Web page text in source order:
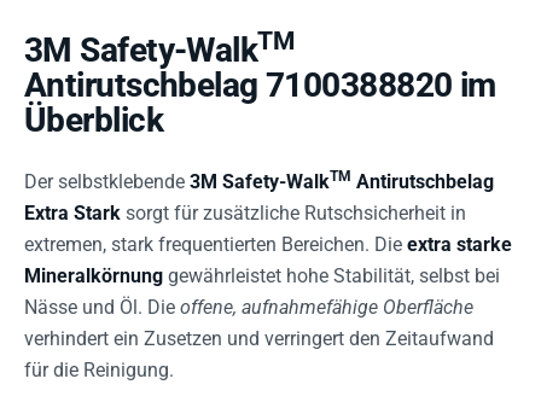
3M Safety-WalkTM
Antirutschbelag 7100388820 im
Überblick
Der selbstklebende 3M Safety-WalkTM Antirutschbelag
Extra Stark sorgt für zusätzliche Rutschsicherheit in
extremen, stark frequentierten Bereichen. Die extra starke
Mineralkörnung gewährleistet hohe Stabilität, selbst bei
Nässe und Öl. Die offene, aufnahmefähige Oberfläche
verhindert ein Zusetzen und verringert den Zeitaufwand
für die Reinigung.